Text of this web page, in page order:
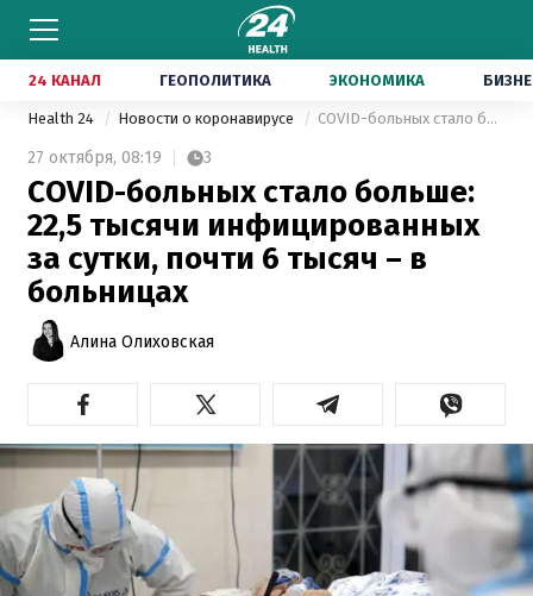
24 КАНАЛ ГЕОПОЛИТИКА ЭКОНОМИКА
Health 24 Новости о коронавирусе COVID-больных стало больше: 22,5 тысячи инфицированных за сутки, почти 6 тысяч – в больницах
27 октября, 08:19 3
COVID-больных стало больше:
22,5 тысячи инфицированных
за сутки, почти 6 тысяч – в
больницах
Алина Олиховская